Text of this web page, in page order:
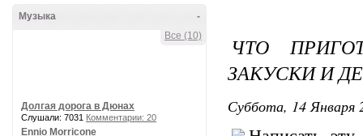
-
Музыка
Все (10)
Долгая дорога в Дюнах
Слушали: 7031 Комментарии: 20
Ennio Morricone
ЧТО
ЗАКУСКИ И
Суббота, 14 Января